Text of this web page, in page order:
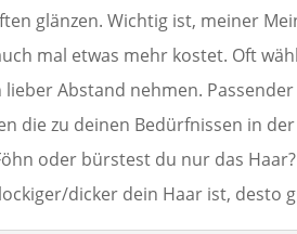
glänzen. Wichtig ist, meiner
mal etwas mehr kostet. Oft
lieber Abstand nehmen.
die zu deinen Bedürfnissen in
oder bürstest du nur das
dicker dein Haar ist, desto